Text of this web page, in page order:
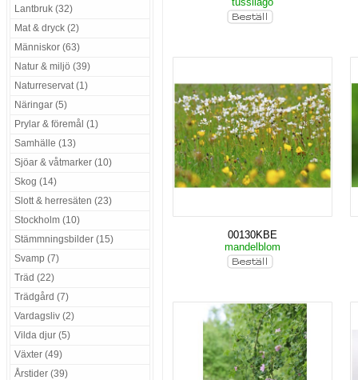
Lantbruk (32)
Mat & dryck (2)
Människor (63)
Natur & miljö (39)
Naturreservat (1)
Näringar (5)
Prylar & föremål (1)
Samhälle (13)
Sjöar & våtmarker (10)
Skog (14)
Slott & herresäten (23)
Stockholm (10)
Stämmningsbilder (15)
Svamp (7)
Träd (22)
Trädgård (7)
Vardagsliv (2)
Vilda djur (5)
Växter (49)
Årstider (39)
00130KBE
mandelblom